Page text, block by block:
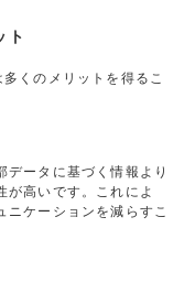
ト
くのメリットを得るこ
データに基づく情報より
が高いです。これによ
ニケーションを減らすこ